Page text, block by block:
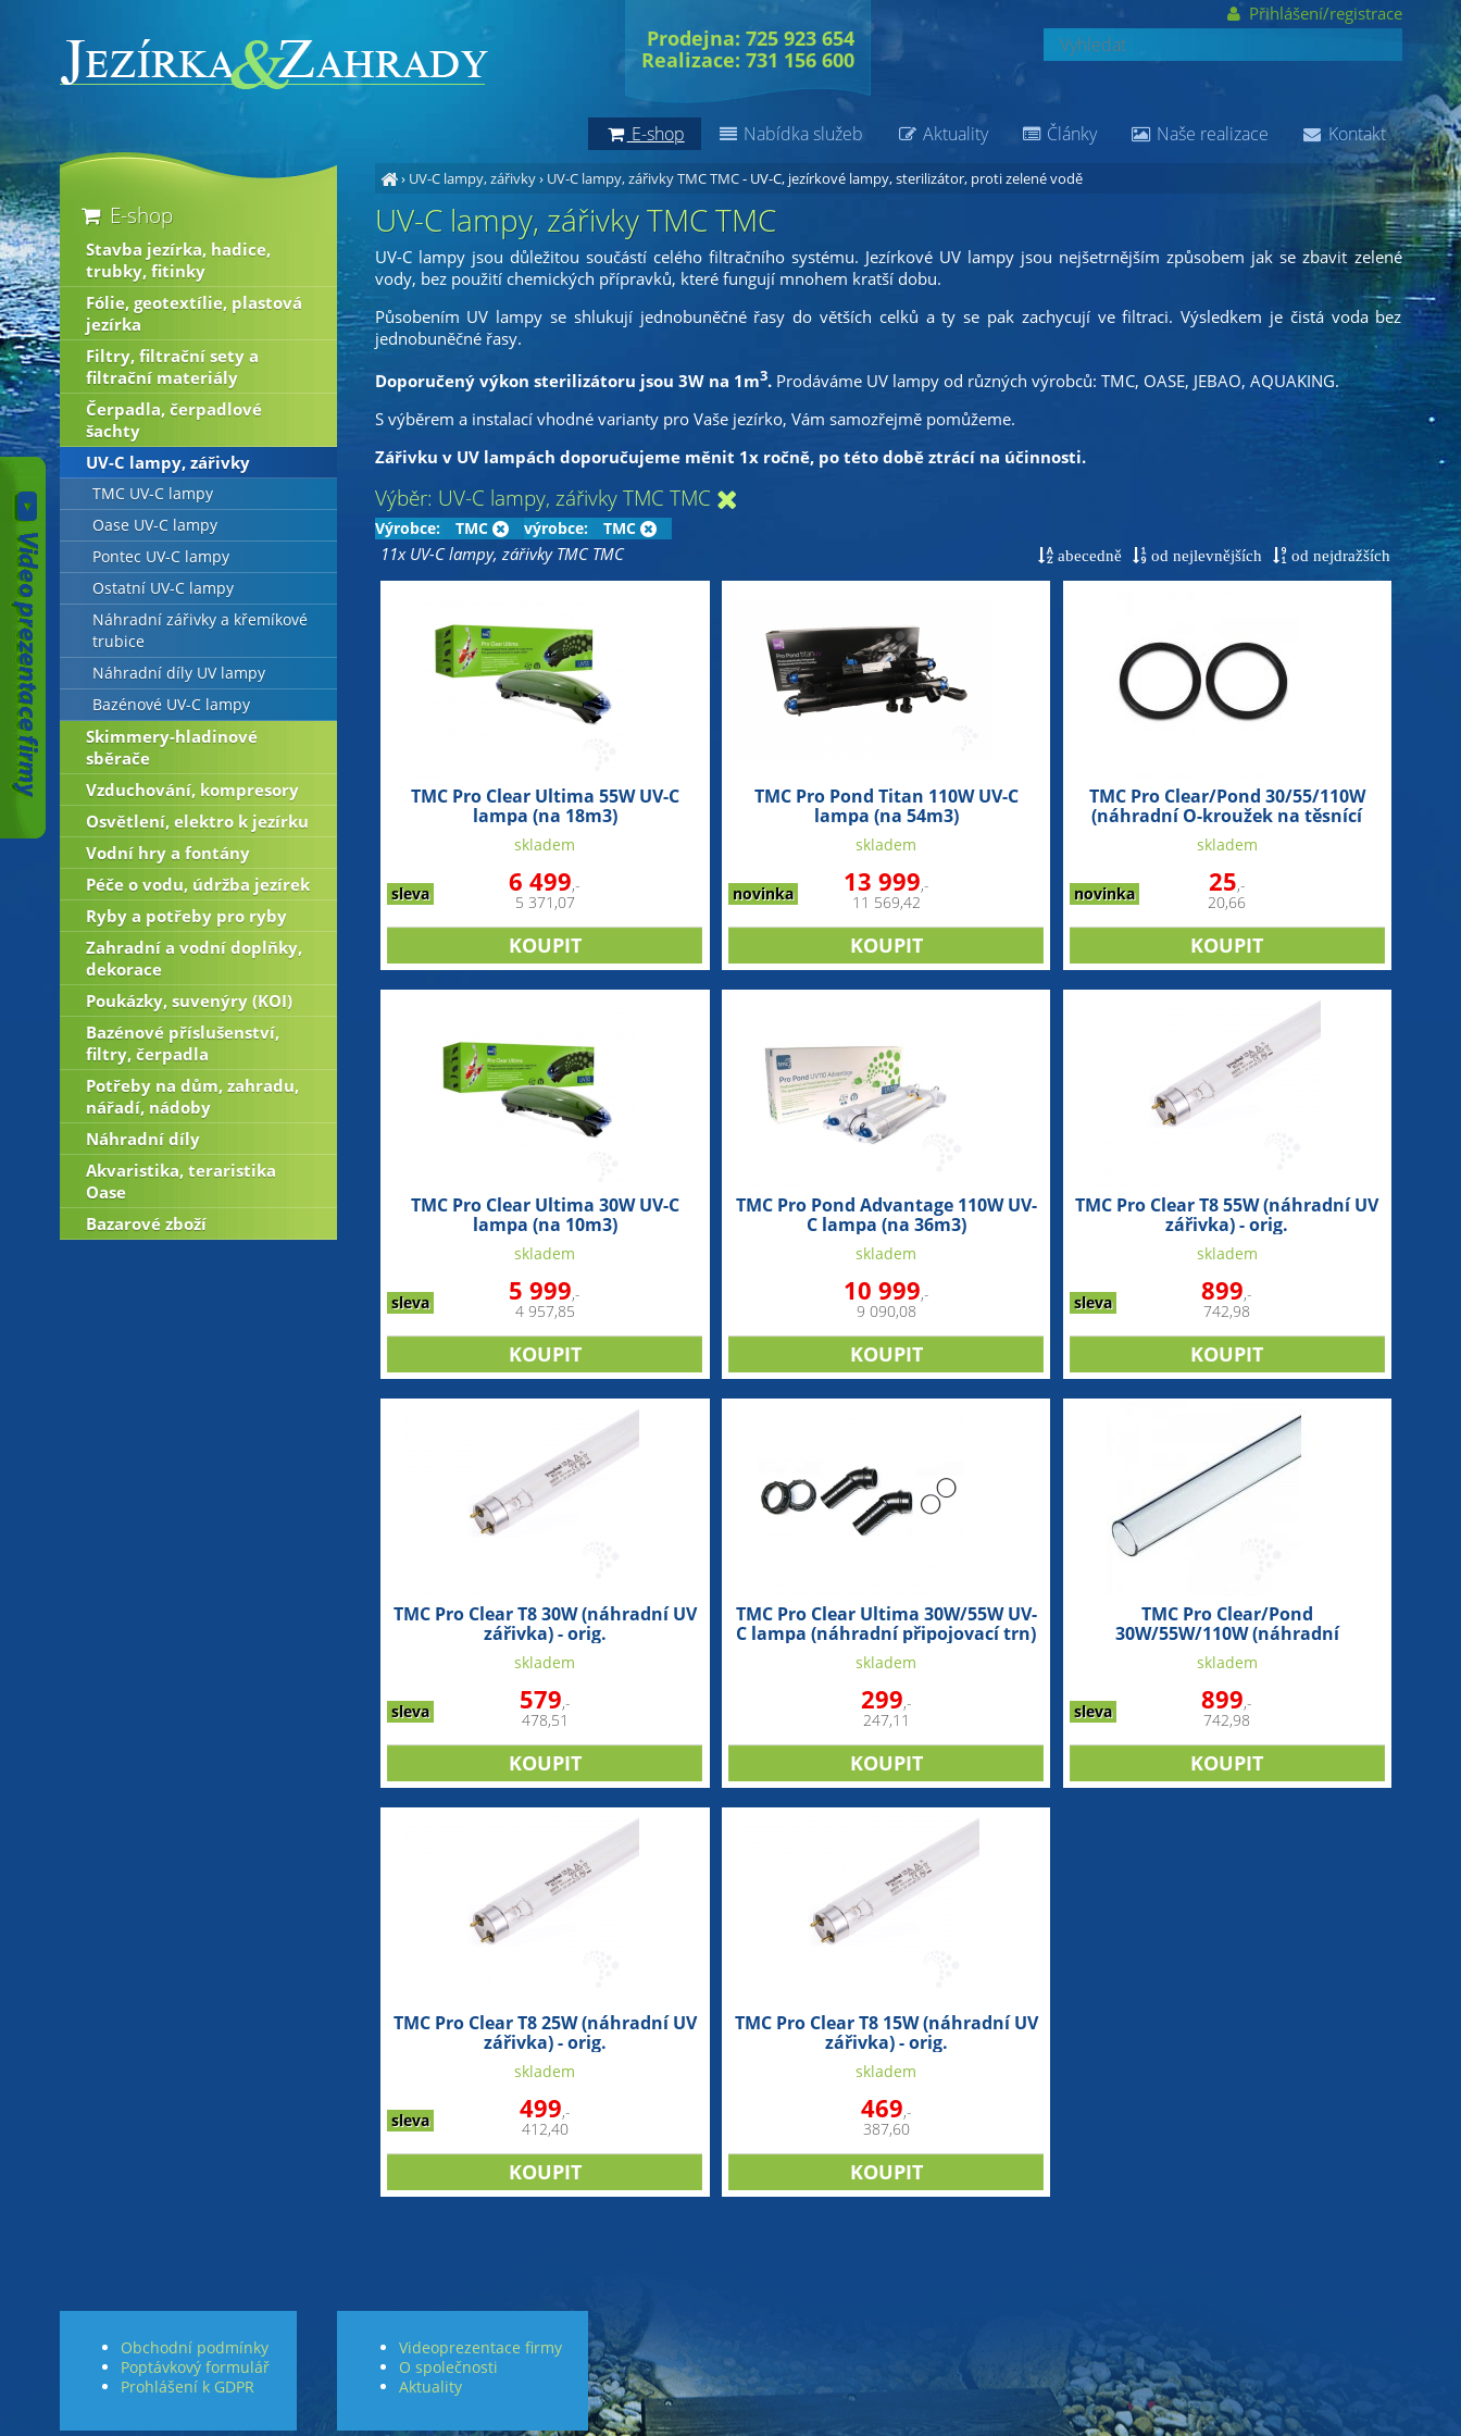
› UV-C lampy, zářivky› UV-C lampy, zářivky TMC TMC- UV-C, jezírkové lampy, sterilizátor, proti zelené vodě
UV-C lampy, zářivky TMC TMC
UV-C lampy jsou důležitou součástí celého filtračního systému. Jezírkové UV lampy jsou nejšetrnějším způsobem jak se zbavit zelené
vody, bez použití chemických přípravků, které fungují mnohem kratší dobu.
Působením UV lampy se shlukují jednobuněčné řasy do větších celků a ty se pak zachycují ve filtraci. Výsledkem je čistá voda bez
jednobuněčné řasy.
Doporučený výkon sterilizátoru jsou 3W na 1m3. Prodáváme UV lampy od různých výrobců: TMC, OASE, JEBAO, AQUAKING.
S výběrem a instalací vhodné varianty pro Vaše jezírko, Vám samozřejmě pomůžeme.
Zářivku v UV lampách doporučujeme měnit 1x ročně, po této době ztrácí na účinnosti.
Výběr: UV-C lampy, zářivky TMC TMC
Výrobce: TMC výrobce: TMC
abecedně od nejlevnějších od nejdražších
11x UV-C lampy, zářivky TMC TMC
TMC Pro Clear Ultima 55W UV-C
lampa (na 18m3)
sleva
skladem
6 499,-
5 371,07
TMC Pro Pond Titan 110W UV-C
lampa (na 54m3)
novinka
skladem
13 999,-
11 569,42
TMC Pro Clear/Pond 30/55/110W
(náhradní O-kroužek na těsnící
matici)
novinka
skladem
25,-
20,66
TMC Pro Clear Ultima 30W UV-C
lampa (na 10m3)
sleva
skladem
5 999,-
4 957,85
TMC Pro Pond Advantage 110W UV-
C lampa (na 36m3)
skladem
10 999,-
9 090,08
TMC Pro Clear T8 55W (náhradní UV
zářivka) - orig.
sleva
skladem
899,-
742,98
TMC Pro Clear T8 30W (náhradní UV
zářivka) - orig.
sleva
skladem
579,-
478,51
TMC Pro Clear Ultima 30W/55W UV-
C lampa (náhradní připojovací trn)
skladem
299,-
247,11
TMC Pro Clear/Pond
30W/55W/110W (náhradní
křemíková trubice)
sleva
skladem
899,-
742,98
TMC Pro Clear T8 25W (náhradní UV
zářivka) - orig.
sleva
skladem
499,-
412,40
TMC Pro Clear T8 15W (náhradní UV
zářivka) - orig.
skladem
469,-
387,60
E-shop
Stavba jezírka, hadice,
trubky, fitinky
Fólie, geotextílie, plastová
jezírka
Filtry, filtrační sety a
filtrační materiály
Čerpadla, čerpadlové
šachty
UV-C lampy, zářivky
TMC UV-C lampy
Oase UV-C lampy
Pontec UV-C lampy
Ostatní UV-C lampy
Náhradní zářivky a křemíkové
trubice
Náhradní díly UV lampy
Bazénové UV-C lampy
Skimmery-hladinové
sběrače
Vzduchování, kompresory
Osvětlení, elektro k jezírku
Vodní hry a fontány
Péče o vodu, údržba jezírek
Ryby a potřeby pro ryby
Zahradní a vodní doplňky,
dekorace
Poukázky, suvenýry (KOI)
Bazénové příslušenství,
filtry, čerpadla
Potřeby na dům, zahradu,
nářadí, nádoby
Náhradní díly
Akvaristika, teraristika
Oase
Bazarové zboží
E-shop Nabídka služeb Aktuality Články Naše realizace Kontakt
Prodejna: 725 923 654
Realizace: 731 156 600
Přihlášení/registrace
Obchodní podmínky
Poptávkový formulář
Prohlášení k GDPR
Videoprezentace firmy
O společnosti
Aktuality